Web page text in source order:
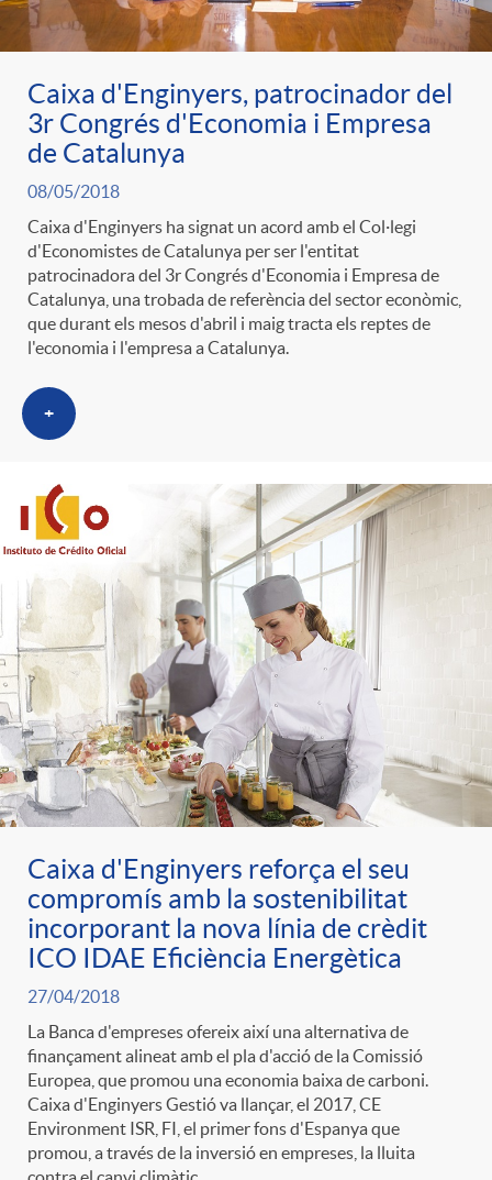
Caixa d'Enginyers, patrocinador del
3r Congrés d'Economia i Empresa
de Catalunya
08/05/2018
Caixa d'Enginyers ha signat un acord amb el Col·legi
d'Economistes de Catalunya per ser l'entitat
patrocinadora del 3r Congrés d'Economia i Empresa de
Catalunya, una trobada de referència del sector econòmic,
que durant els mesos d'abril i maig tracta els reptes de
l'economia i l'empresa a Catalunya.
+
Caixa d'Enginyers reforça el seu
compromís amb la sostenibilitat
incorporant la nova línia de crèdit
ICO IDAE Eficiència Energètica
27/04/2018
La Banca d'empreses ofereix així una alternativa de
finançament alineat amb el pla d'acció de la Comissió
Europea, que promou una economia baixa de carboni.
Caixa d'Enginyers Gestió va llançar, el 2017, CE
Environment ISR, FI, el primer fons d'Espanya que
promou, a través de la inversió en empreses, la lluita